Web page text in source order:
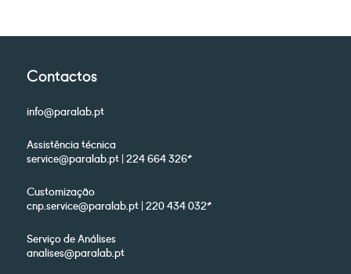
Contactos
info@paralab.pt
Assistência técnica
service@paralab.pt | 224 664 326*
Customização
cnp.service@paralab.pt | 220 434 032*
Serviço de Análises
analises@paralab.pt